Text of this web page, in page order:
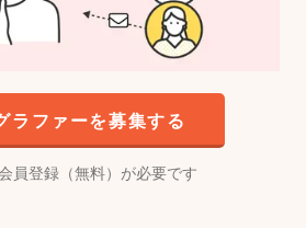
ラファーを募集する
員登録（無料）が必要です